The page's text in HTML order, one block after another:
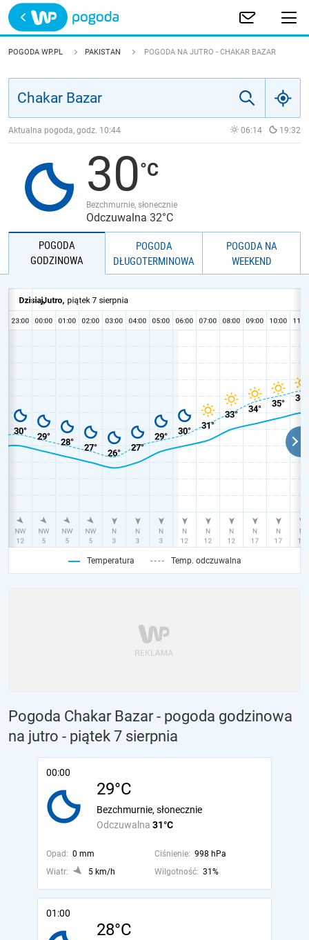
Trwa ładowanie
POLSKA
JAKOŚĆ POWIETRZA
POGODA WP.PL PAKISTAN POGODA NA JUTRO - CHAKAR BAZAR
Aktualna pogoda, godz. 10:44 06:14 19:32
30
Bezchmurnie, słonecznie
Odczuwalna 32°C
POGODA
GODZINOWA
POGODA
DŁUGOTERMINOWA
POGODA NA
WEEKEND
Temperatura Temp. odczuwalna
Pogoda Chakar Bazar - pogoda godzinowa
na jutro - piątek 7 sierpnia
00:00
29°C
Odczuwalna 31°C
Bezchmurnie, słonecznie
Opad: 0 mm Ciśnienie: 998 hPa
Wiatr:
5 km/h Wilgotność: 31%
01:00
28°C